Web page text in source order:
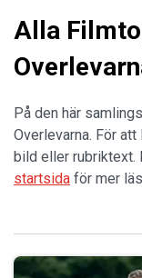
Alla
På den här
Overlevarna. För
bild eller rubriktext.
startsida för mer